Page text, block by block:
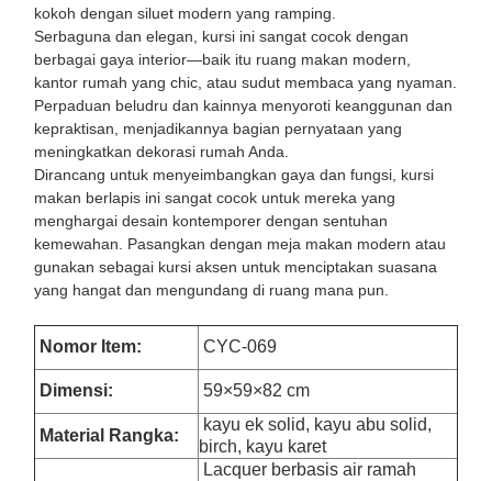
kokoh dengan siluet modern yang ramping.
Serbaguna dan elegan, kursi ini sangat cocok dengan
berbagai gaya interior—baik itu ruang makan modern,
kantor rumah yang chic, atau sudut membaca yang nyaman.
Perpaduan beludru dan kainnya menyoroti keanggunan dan
kepraktisan, menjadikannya bagian pernyataan yang
meningkatkan dekorasi rumah Anda.
Dirancang untuk menyeimbangkan gaya dan fungsi, kursi
makan berlapis ini sangat cocok untuk mereka yang
menghargai desain kontemporer dengan sentuhan
kemewahan. Pasangkan dengan meja makan modern atau
gunakan sebagai kursi aksen untuk menciptakan suasana
yang hangat dan mengundang di ruang mana pun.
Nomor Item: CYC-069
Dimensi: 59×59×82 cm
Material Rangka:
kayu ek solid, kayu abu solid,
birch, kayu karet
Lacquer berbasis air ramah